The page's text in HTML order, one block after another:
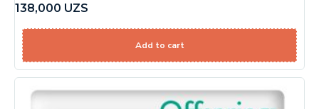
138,000 UZS
Add to cart